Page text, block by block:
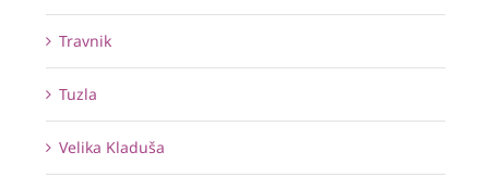
Travnik
Tuzla
Velika Kladuša